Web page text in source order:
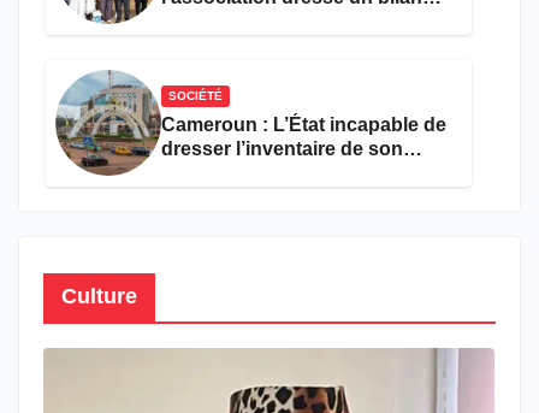
SOCIÉTÉ
Cameroun : L’État incapable de
dresser l’inventaire de son
Culture